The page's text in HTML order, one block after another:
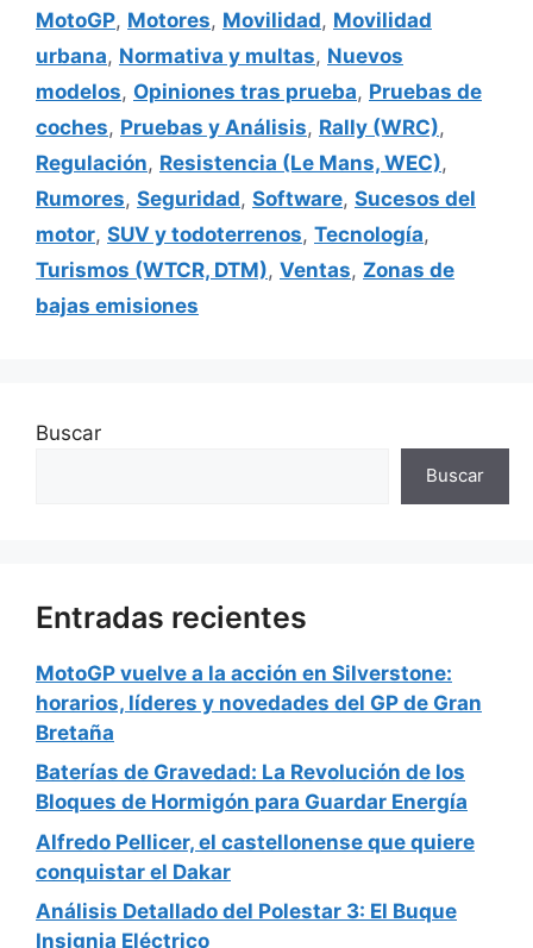
MotoGP, Motores, Movilidad, Movilidad
urbana, Normativa y multas, Nuevos
modelos, Opiniones tras prueba, Pruebas de
coches, Pruebas y Análisis, Rally (WRC),
Regulación, Resistencia (Le Mans, WEC),
Rumores, Seguridad, Software, Sucesos del
motor, SUV y todoterrenos, Tecnología,
Turismos (WTCR, DTM), Ventas, Zonas de
bajas emisiones
Buscar
Buscar
Entradas recientes
MotoGP vuelve a la acción en Silverstone:
horarios, líderes y novedades del GP de Gran
Bretaña
Baterías de Gravedad: La Revolución de los
Bloques de Hormigón para Guardar Energía
Alfredo Pellicer, el castellonense que quiere
conquistar el Dakar
Análisis Detallado del Polestar 3: El Buque
Insignia Eléctrico